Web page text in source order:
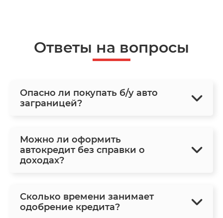
Ответы на вопросы
Опасно ли покупать б/у авто
заграницей?
Можно ли оформить
автокредит без справки о
доходах?
Сколько времени занимает
одобрение кредита?